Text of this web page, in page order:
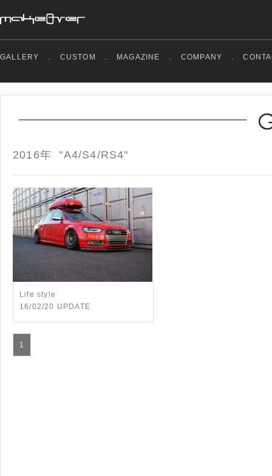
GALLERY . CUSTOM . MAGAZINE . COMPANY .
2016年 "A4/S4/RS4"
Life style
16/02/20 UPDATE
1